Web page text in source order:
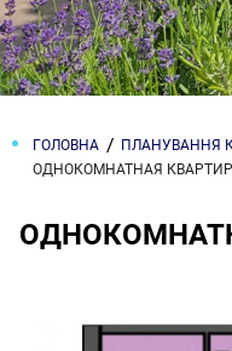
ГОЛОВНА ПЛАНУВАННЯ
ОДНОКОМНАТНАЯ